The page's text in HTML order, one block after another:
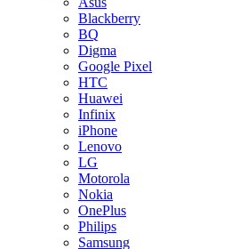
Blackberry
BQ
Digma
Google Pixel
HTC
Huawei
Infinix
iPhone
Lenovo
LG
Motorola
Nokia
OnePlus
Philips
Samsung